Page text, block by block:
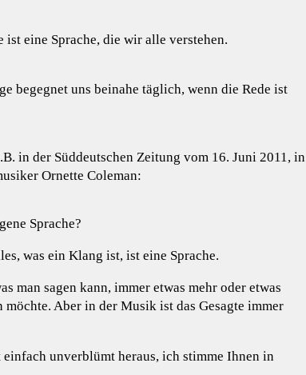
eine Sprache, die wir alle verstehen.
begegnet uns beinahe täglich, wenn die Rede ist
in der Süddeutschen Zeitung vom 16. Juni 2011, in
Ornette Coleman:
Sprache?
was ein Klang ist, ist eine Sprache.
man sagen kann, immer etwas mehr oder etwas
möchte. Aber in der Musik ist das Gesagte immer
einfach unverblümt heraus, ich stimme Ihnen in